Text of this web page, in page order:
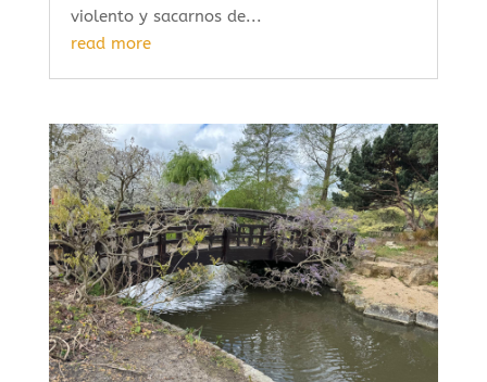
violento y sacarnos de...
read more